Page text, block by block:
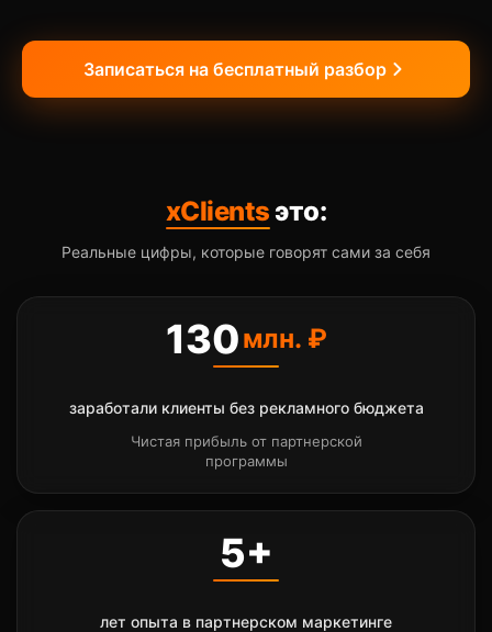
Записаться на бесплатный разбор
xClients это:
Реальные цифры, которые говорят сами за себя
130млн. ₽
заработали клиенты без рекламного бюджета
Чистая прибыль от партнерской
программы
5+
лет опыта в партнерском маркетинге